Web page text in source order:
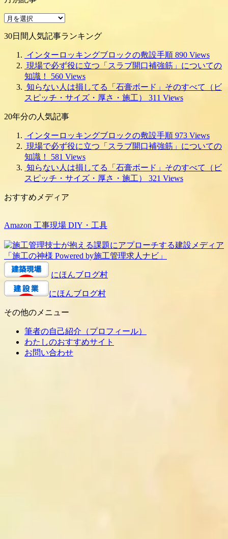
種
別
月
記
30日間人気記事ランキング
インターロッキングブロックの敷設手順 890 Views
現場で必ず役に立つ「スラブ開口補強筋」についての
知識！
560 Views
知らない人は損してる「石膏ボード」そのすべて（ビ
スピッチ・サイズ・厚さ・施工）
311 Views
20年分の人気記事
インターロッキングブロックの敷設手順 973 Views
現場で必ず役に立つ「スラブ開口補強筋」についての
知識！
581 Views
知らない人は損してる「石膏ボード」そのすべて（ビ
スピッチ・サイズ・厚さ・施工）
321 Views
おすすめメディア
Amazon 工事現場 DIY・工具
にほんブログ村
にほんブログ村
その他のメニュー
筆者の自己紹介（プロフィール）
わたしのおすすめサイト
お問い合わせ